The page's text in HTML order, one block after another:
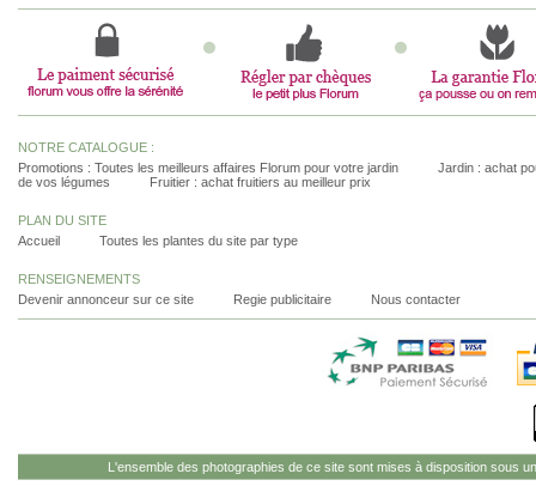
NOTRE CATALOGUE :
Promotions : Toutes les meilleurs affaires Florum pour votre jardin
Jardin : achat
de vos légumes
Fruitier : achat fruitiers au meilleur prix
PLAN DU SITE
Accueil
Toutes les plantes du site par type
RENSEIGNEMENTS
Devenir annonceur sur ce site
Regie publicitaire Nous contacter
L'ensemble des photographies de ce site sont mises à disposition sous